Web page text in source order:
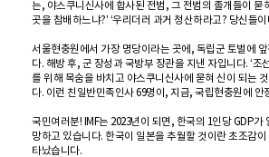
는, 야스쿠니신사에 합사된 전범, 그 전범의 졸개들이 묻
곳을 참배하느냐?’ ‘우리더러 과거 청산하라고? 당신들이
서울현충원에서 가장 명당이라는 곳에, 독립군 토벌에 앞
다. 해방 후, 군 장성과 국방부 장관을 지낸 자입니다. ‘조
를 위해 목숨을 바치고 야스쿠니신사에 묻혀 신이 되는 것
다. 이런 친일반민족인사 69명이, 지금, 국립현충원에 안
국민여러분! IMF는 2023년이 되면, 한국의 1인당 GDP가
망하고 있습니다. 한국이 일본을 추월할 것이란 초조감
타났습니다.